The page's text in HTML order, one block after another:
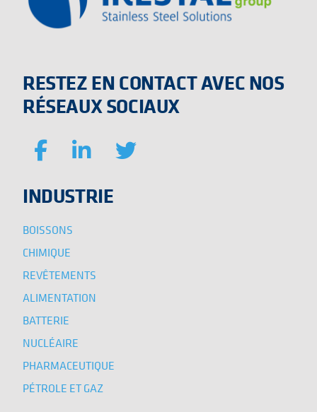
RESTEZ EN CONTACT AVEC NOS
RÉSEAUX SOCIAUX
INDUSTRIE
BOISSONS
CHIMIQUE
REVÊTEMENTS
ALIMENTATION
BATTERIE
NUCLÉAIRE
PHARMACEUTIQUE
PÉTROLE ET GAZ